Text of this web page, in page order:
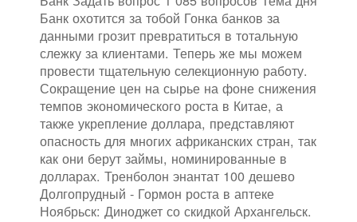
Банк охотится за тобой Гонка банков за
данными грозит превратиться в тотальную
слежку за клиентами. Теперь же мы можем
провести тщательную селекционную работу.
Сокращение цен на сырье на фоне снижения
темпов экономического роста в Китае, а
также укрепление доллара, представляют
опасность для многих африканских стран, так
как они берут займы, номинированные в
долларах. Тренболон энантат 100 дешево
Долгопрудный - Гормон роста в аптеке
Ноябрьск: Диноджет со скидкой Архангельск.